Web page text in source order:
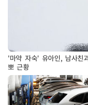
'마약 자숙' 유아인, 남사친
뽀 근황